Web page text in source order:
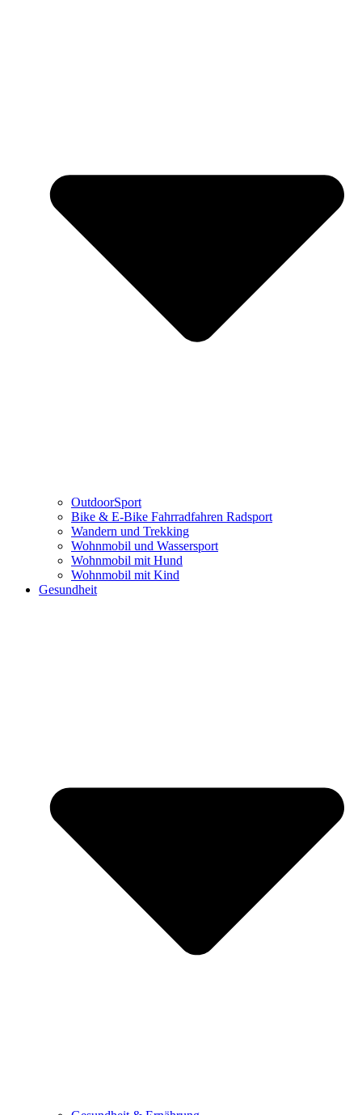
OutdoorSport
Bike & E-Bike Fahrradfahren Radsport
Wandern und Trekking
Wohnmobil und Wassersport
Wohnmobil mit Hund
Wohnmobil mit Kind
Gesundheit